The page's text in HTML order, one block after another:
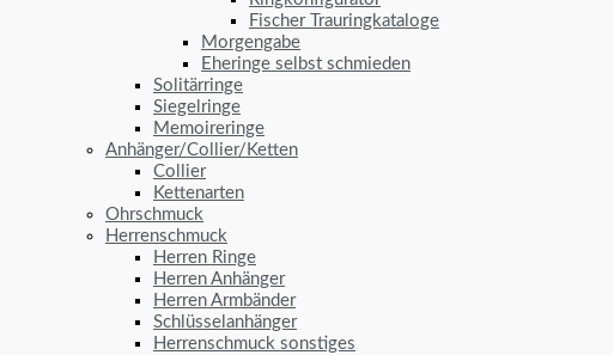
Fischer Trauringkataloge
Morgengabe
Eheringe selbst schmieden
Solitärringe
Siegelringe
Memoireringe
Anhänger/Collier/Ketten
Collier
Kettenarten
Ohrschmuck
Herrenschmuck
Herren Ringe
Herren Anhänger
Herren Armbänder
Schlüsselanhänger
Herrenschmuck sonstiges